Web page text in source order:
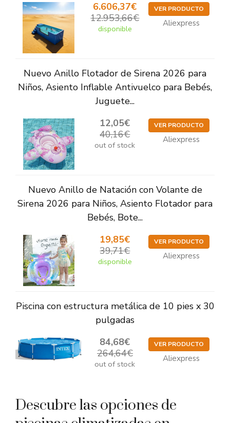
6.606,37€
12.953,66€
disponible
VER PRODUCTO
Aliexpress
Nuevo Anillo Flotador de Sirena 2026 para
Niños, Asiento Inflable Antivuelco para Bebés,
Juguete...
12,05€
40,16€
out of stock
VER PRODUCTO
Aliexpress
Nuevo Anillo de Natación con Volante de
Sirena 2026 para Niños, Asiento Flotador para
Bebés, Bote...
19,85€
39,71€
disponible
VER PRODUCTO
Aliexpress
Piscina con estructura metálica de 10 pies x 30
pulgadas
84,68€
264,64€
out of stock
VER PRODUCTO
Aliexpress
Descubre las opciones de